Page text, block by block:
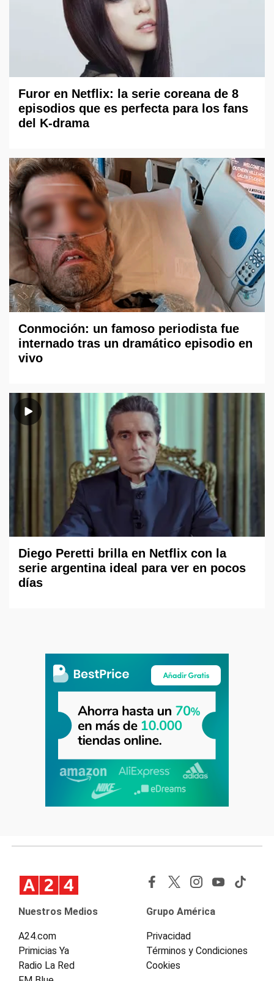
Furor en Netflix: la serie coreana de 8
episodios que es perfecta para los fans
del K-drama
Conmoción: un famoso periodista fue
internado tras un dramático episodio en
vivo
Diego Peretti brilla en Netflix con la
serie argentina ideal para ver en pocos
días
Nuestros Medios
A24.com
Primicias Ya
Radio La Red
Grupo América
Privacidad
Términos y Condiciones
Cookies